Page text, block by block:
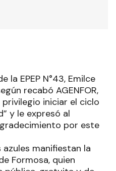
la EPEP N°43, Emilce
recabó AGENFOR,
iniciar el ciclo
y le expresó al
por este
manifiestan la
Formosa, quien